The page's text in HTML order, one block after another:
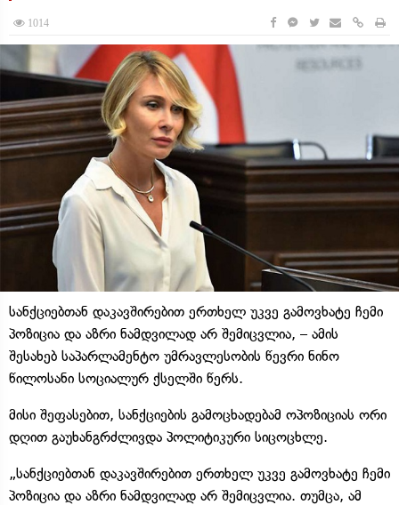
1014
სანქციებთან დაკავშირებით ერთხელ უკვე გამოვხატე ჩემი
პოზიცია და აზრი ნამდვილად არ შემიცვლია, – ამის
შესახებ საპარლამენტო უმრავლესობის წევრი ნინო
წილოსანი სოციალურ ქსელში წერს.
მისი შეფასებით, სანქციების გამოცხადებამ ოპოზიციას ორი
დღით გაუხანგრძლივდა პოლიტიკური სიცოცხლე.
„სანქციებთან დაკავშირებით ერთხელ უკვე გამოვხატე ჩემი
პოზიცია და აზრი ნამდვილად არ შემიცვლია. თუმცა, ამ